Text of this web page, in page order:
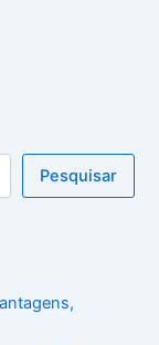
Pesquisar